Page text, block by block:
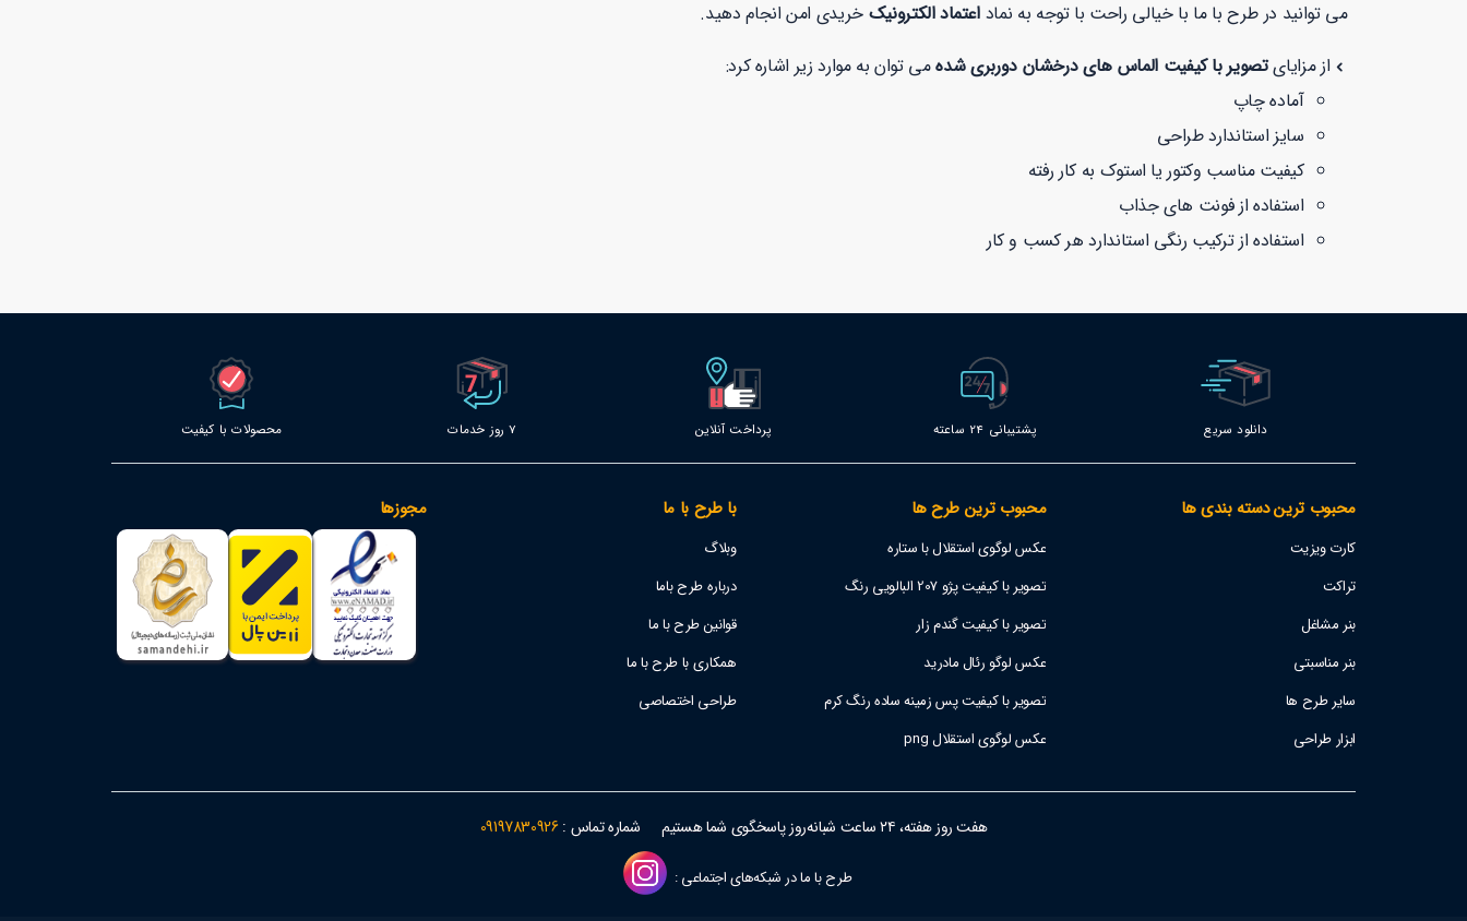
می توانید در طرح با ما با خیالی راحت با توجه به نماد اعتماد الکترونیک خریدی امن انجام دهید.
از مزایایتصویر با کیفیت الماس های درخشان دوربری شدهمی توان به موارد زیر اشاره کرد:
آماده چاپ
سایز استاندارد طراحی
کیفیت مناسب وکتور یا استوک به کار رفته
استفاده از فونت های جذاب
استفاده از ترکیب رنگی استاندارد هر کسب و کار
دانلود سریع پشتیبانی 24 ساعته پرداخت آنلاین 7 روز خدمات محصولات با کیفیت
محبوب ترین دسته بندی ها
کارت ویزیت
تراکت
بنر مشاغل
بنر مناسبتی
سایر طرح ها
ابزار طراحی
محبوب ترین طرح ها
عکس لوگوی استقلال با ستاره
تصویر با کیفیت پژو 207 البالویی رنگ
تصویر با کیفیت گندم زار
عکس لوگو رئال مادرید
تصویر با کیفیت پس زمینه ساده رنگ کرم
عکس لوگوی استقلال png
با طرح با ما
وبلاگ
درباره طرح باما
قوانین طرح با ما
همکاری با طرح با ما
طراحی اختصاصی
مجوزها
هفت روز هفته، ۲۴ ساعت شبانه‌روز پاسخگوی شما هستیم شماره تماس :09197830926
طرح با ما در شبکه‌های اجتماعی :